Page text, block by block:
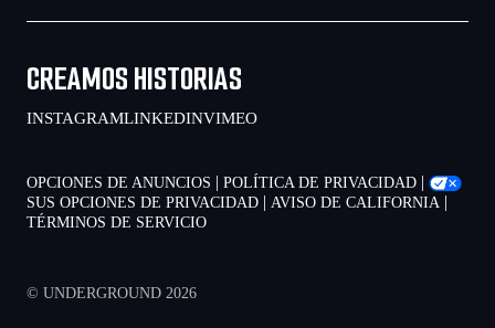
CREAMOS HISTORIAS
INSTAGRAMLINKEDINVIMEO
OPCIONES DE ANUNCIOS | POLÍTICA DE PRIVACIDAD |
SUS OPCIONES DE PRIVACIDAD | AVISO DE CALIFORNIA |
TÉRMINOS DE SERVICIO
© UNDERGROUND 2026